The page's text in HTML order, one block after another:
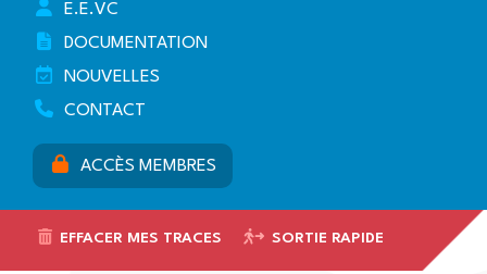
E.E.VC
DOCUMENTATION
NOUVELLES
CONTACT
ACCÈS MEMBRES
EFFACER MES TRACES SORTIE RAPIDE